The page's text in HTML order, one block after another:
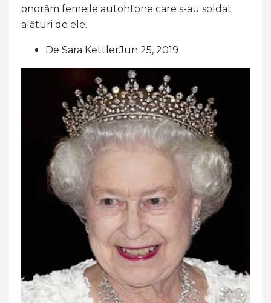
onorăm femeile autohtone care s-au soldat
alături de ele.
De Sara KettlerJun 25, 2019